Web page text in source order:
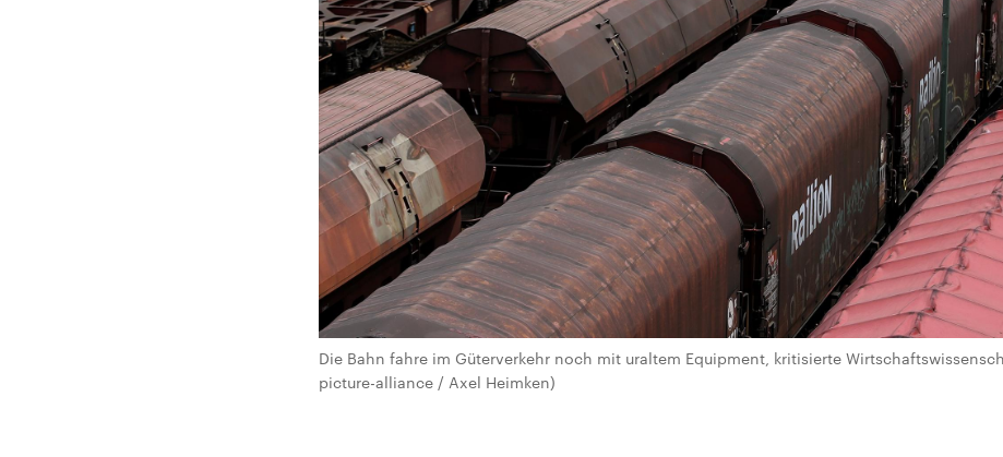
Die Bahn fahre im Güterverkehr noch mit uraltem Equipment, kritisierte
picture-alliance / Axel Heimken)